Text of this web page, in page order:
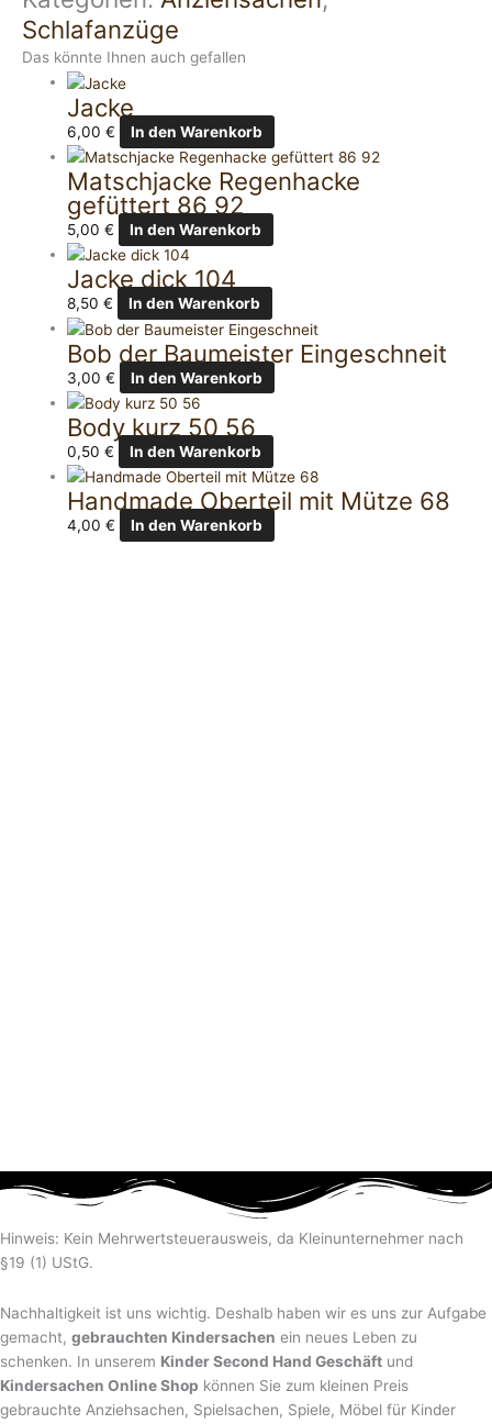
Schlafanzüge
Das könnte Ihnen auch gefallen
Jacke
6,00€ In den Warenkorb
Matschjacke Regenhacke
gefüttert 86 92
5,00€ In den Warenkorb
Jacke dick 104
8,50€ In den Warenkorb
Bob der Baumeister Eingeschneit
3,00€ In den Warenkorb
Body kurz 50 56
0,50€ In den Warenkorb
Handmade Oberteil mit Mütze 68
4,00€ In den Warenkorb
Hinweis: Kein Mehrwertsteuerausweis, da Kleinunternehmer nach
§19 (1) UStG.
Nachhaltigkeit ist uns wichtig. Deshalb haben wir es uns zur Aufgabe
gemacht, gebrauchten Kindersachen ein neues Leben zu
schenken. In unserem Kinder Second Hand Geschäft und
Kindersachen Online Shop können Sie zum kleinen Preis
gebrauchte Anziehsachen, Spiel­sachen, Spiele, Möbel für Kinder